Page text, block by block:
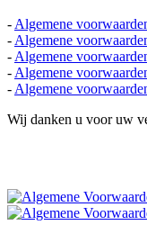
- Algemene
- Algemene
- Algemene
- Algemene
- Algemene
Wij danken u voor uw